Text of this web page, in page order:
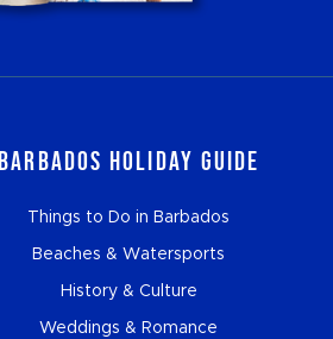
Barbados Holiday Guide
Things to Do in Barbados
Beaches & Watersports
History & Culture
Weddings & Romance